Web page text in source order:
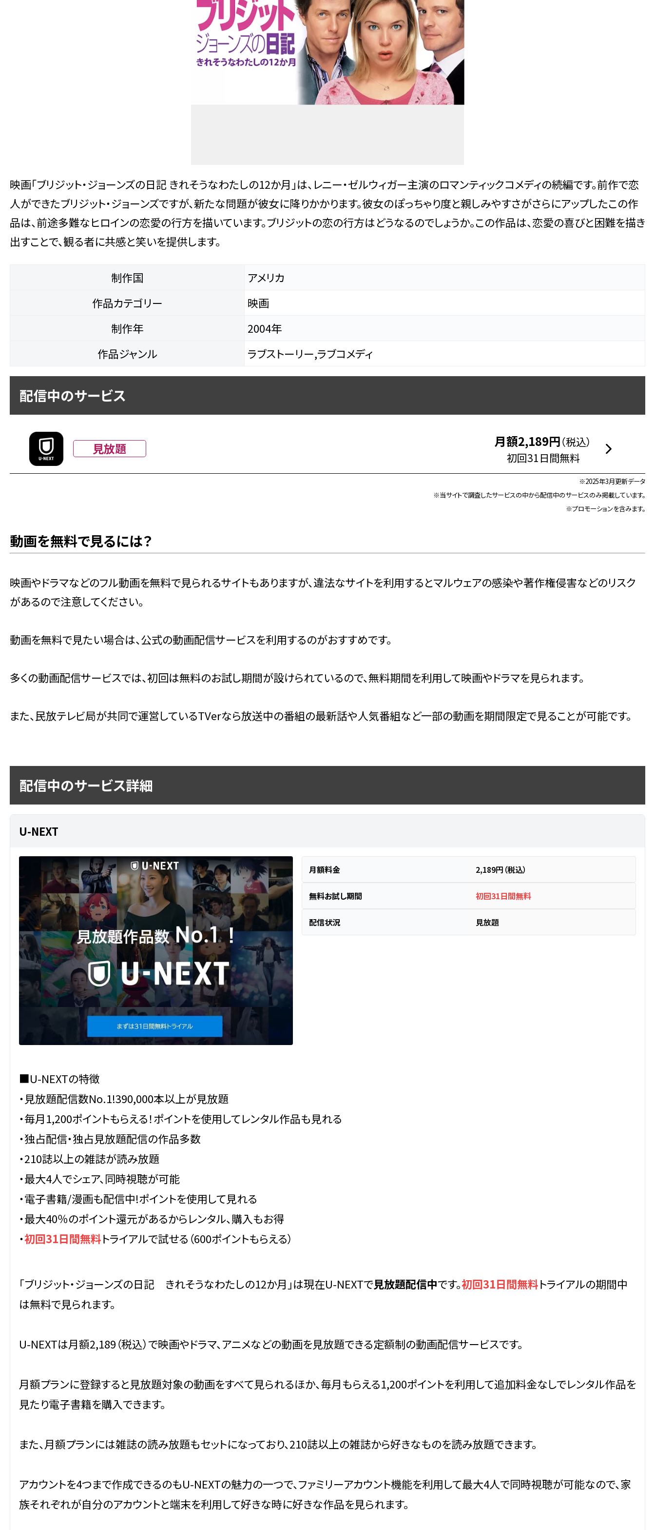
映画「ブリジット・ジョーンズの日記 きれそうなわたしの12か月」は、レニー・ゼルウィガー主演のロマンティックコメディの続編です。前作で恋
人ができたブリジット・ジョーンズですが、新たな問題が彼女に降りかかります。彼女のぽっちゃり度と親しみやすさがさらにアップしたこの作
品は、前途多難なヒロインの恋愛の行方を描いています。ブリジットの恋の行方はどうなるのでしょうか。この作品は、恋愛の喜びと困難を描き
出すことで、観る者に共感と笑いを提供します。
制作国
アメリカ
作品カテゴリー
映画
制作年
2004年
作品ジャンル
ラブストーリー,ラブコメディ
配信中のサービス
見放題 月額2,189円（税込）
初回31日間無料
※2025年3月更新データ
※当サイトで調査したサービスの中から配信中のサービスのみ掲載しています。
※プロモーションを含みます。
動画を無料で見るには？
映画やドラマなどのフル動画を無料で見られるサイトもありますが、違法なサイトを利用するとマルウェアの感染や著作権侵害などのリスク
があるので注意してください。
動画を無料で見たい場合は、公式の動画配信サービスを利用するのがおすすめです。
多くの動画配信サービスでは、初回は無料のお試し期間が設けられているので、無料期間を利用して映画やドラマを見られます。
また、民放テレビ局が共同で運営しているTVerなら放送中の番組の最新話や人気番組など一部の動画を期間限定で見ることが可能です。
配信中のサービス詳細
U-NEXT
月額料金 2,189円（税込）
無料お試し期間 初回31日間無料
配信状況 見放題
■U-NEXTの特徴
・見放題配信数No.1!390,000本以上が見放題
・毎月1,200ポイントもらえる！ポイントを使用してレンタル作品も見れる
・独占配信・独占見放題配信の作品多数
・210誌以上の雑誌が読み放題
・最大4人でシェア、同時視聴が可能
・電子書籍/漫画も配信中!ポイントを使用して見れる
・最大40％のポイント還元があるからレンタル、購入もお得
・初回31日間無料トライアルで試せる（600ポイントもらえる）
「ブリジット・ジョーンズの日記 きれそうなわたしの12か月」は現在U-NEXTで見放題配信中です。初回31日間無料トライアルの期間中
は無料で見られます。
U-NEXTは月額2,189（税込）で映画やドラマ、アニメなどの動画を見放題できる定額制の動画配信サービスです。
月額プランに登録すると見放題対象の動画をすべて見られるほか、毎月もらえる1,200ポイントを利用して追加料金なしでレンタル作品を
見たり電子書籍を購入できます。
また、月額プランには雑誌の読み放題もセットになっており、210誌以上の雑誌から好きなものを読み放題できます。
アカウントを4つまで作成できるのもU-NEXTの魅力の一つで、ファミリーアカウント機能を利用して最大4人で同時視聴が可能なので、家
族それぞれが自分のアカウントと端末を利用して好きな時に好きな作品を見られます。